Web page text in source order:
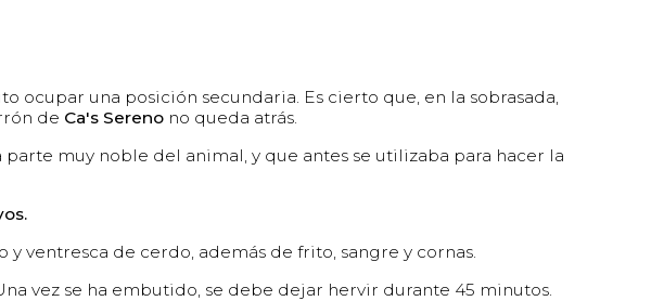
ocupar una posición secundaria. Es cierto que, en la sobrasada,
de Ca's Sereno no queda atrás.
muy noble del animal, y que antes se utilizaba para hacer la
ventresca de cerdo, además de frito, sangre y cornas.
vez se ha embutido, se debe dejar hervir durante 45 minutos.